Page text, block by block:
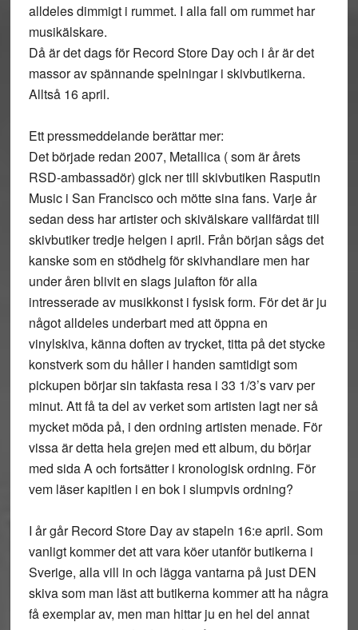
alldeles dimmigt i rummet. I alla fall om rummet har
musikälskare.
Då är det dags för Record Store Day och i år är det
massor av spännande spelningar i skivbutikerna.
Alltså 16 april.
Ett pressmeddelande berättar mer:
Det började redan 2007, Metallica ( som är årets
RSD-ambassadör) gick ner till skivbutiken Rasputin
Music i San Francisco och mötte sina fans. Varje år
sedan dess har artister och skivälskare vallfärdat till
skivbutiker tredje helgen i april. Från början sågs det
kanske som en stödhelg för skivhandlare men har
under åren blivit en slags julafton för alla
intresserade av musikkonst i fysisk form. För det är ju
något alldeles underbart med att öppna en
vinylskiva, känna doften av trycket, titta på det stycke
konstverk som du håller i handen samtidigt som
pickupen börjar sin takfasta resa i 33 1/3’s varv per
minut. Att få ta del av verket som artisten lagt ner så
mycket möda på, i den ordning artisten menade. För
vissa är detta hela grejen med ett album, du börjar
med sida A och fortsätter i kronologisk ordning. För
vem läser kapitlen i en bok i slumpvis ordning?
I år går Record Store Day av stapeln 16:e april. Som
vanligt kommer det att vara köer utanför butikerna i
Sverige, alla vill in och lägga vantarna på just DEN
skiva som man läst att butikerna kommer att ha några
få exemplar av, men man hittar ju en hel del annat